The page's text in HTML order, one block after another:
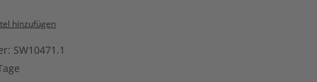
hinzufügen
SW10471.1